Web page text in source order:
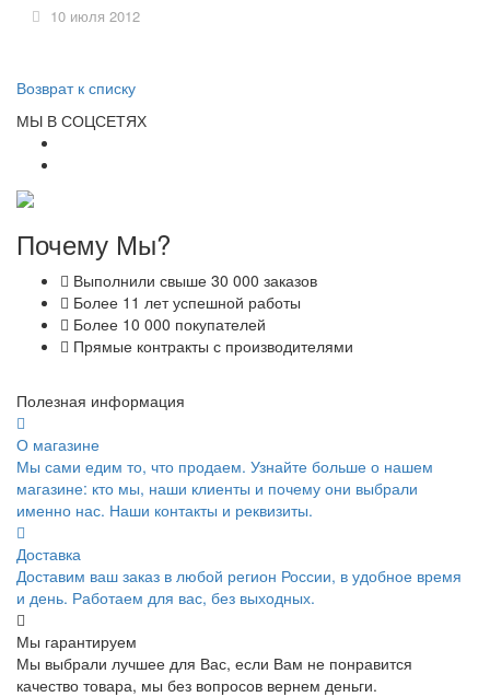
10 июля 2012
Возврат к списку
МЫ В СОЦСЕТЯХ
Почему Мы?
Выполнили свыше 30 000 заказов
Более 11 лет успешной работы
Более 10 000 покупателей
Прямые контракты с производителями
Полезная информация
О магазине
Мы сами едим то, что продаем. Узнайте больше о нашем
магазине: кто мы, наши клиенты и почему они выбрали
именно нас. Наши контакты и реквизиты.
Доставка
Доставим ваш заказ в любой регион России, в удобное время
и день. Работаем для вас, без выходных.
Мы гарантируем
Мы выбрали лучшее для Вас, если Вам не понравится
качество товара, мы без вопросов вернем деньги.